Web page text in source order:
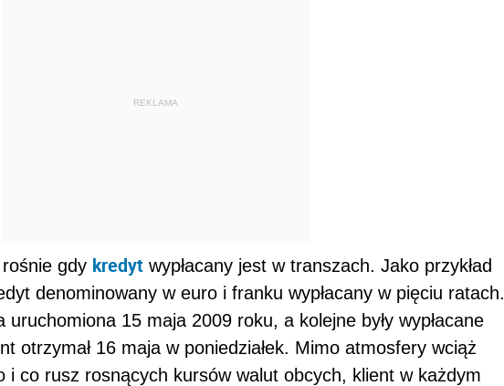
REKLAMA
gdy kredyt wypłacany jest w transzach. Jako przykład
denominowany w euro i franku wypłacany w pięciu ratach.
uruchomiona 15 maja 2009 roku, a kolejne były wypłacane
otrzymał 16 maja w poniedziałek. Mimo atmosfery wciąż
i co rusz rosnących kursów walut obcych, klient w każdym